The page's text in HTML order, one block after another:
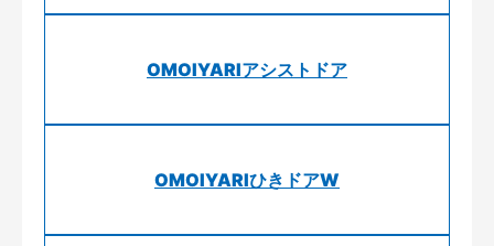
OMOIYARIアシストドア
OMOIYARIひきドアW